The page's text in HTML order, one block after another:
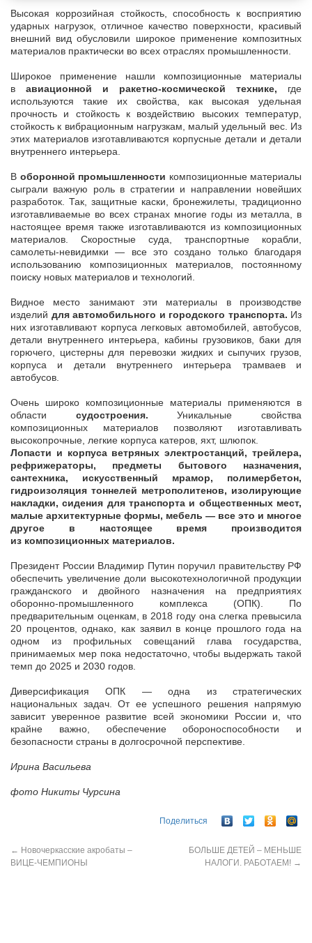
Высокая коррозийная стойкость, способность к восприятию
ударных нагрузок, отличное качество поверхности, красивый
внешний вид обусловили широкое применение композитных
материалов практически во всех отраслях промышленности.
Широкое применение нашли композиционные материалы
в авиационной и ракетно-космической технике, где
используются такие их свойства, как высокая удельная
прочность и стойкость к воздействию высоких температур,
стойкость к вибрационным нагрузкам, малый удельный вес. Из
этих материалов изготавливаются корпусные детали и детали
внутреннего интерьера.
В оборонной промышленности композиционные материалы
сыграли важную роль в стратегии и направлении новейших
разработок. Так, защитные каски, бронежилеты, традиционно
изготавливаемые во всех странах многие годы из металла, в
настоящее время также изготавливаются из композиционных
материалов. Скоростные суда, транспортные корабли,
самолеты-невидимки — все это создано только благодаря
использованию композиционных материалов, постоянному
поиску новых материалов и технологий.
Видное место занимают эти материалы в производстве
изделий для автомобильного и городского транспорта. Из
них изготавливают корпуса легковых автомобилей, автобусов,
детали внутреннего интерьера, кабины грузовиков, баки для
горючего, цистерны для перевозки жидких и сыпучих грузов,
корпуса и детали внутреннего интерьера трамваев и
автобусов.
Очень широко композиционные материалы применяются в
области судостроения. Уникальные свойства
композиционных материалов позволяют изготавливать
высокопрочные, легкие корпуса катеров, яхт, шлюпок.
Лопасти и корпуса ветряных электростанций, трейлера,
рефрижераторы, предметы бытового назначения,
сантехника, искусственный мрамор, полимербетон,
гидроизоляция тоннелей метрополитенов, изолирующие
накладки, сидения для транспорта и общественных мест,
малые архитектурные формы, мебель — все это и многое
другое в настоящее время производится
из композиционных материалов.
Президент России Владимир Путин поручил правительству РФ
обеспечить увеличение доли высокотехнологичной продукции
гражданского и двойного назначения на предприятиях
оборонно-промышленного комплекса (ОПК). По
предварительным оценкам, в 2018 году она слегка превысила
20 процентов, однако, как заявил в конце прошлого года на
одном из профильных совещаний глава государства,
принимаемых мер пока недостаточно, чтобы выдержать такой
темп до 2025 и 2030 годов.
Диверсификация ОПК — одна из стратегических
национальных задач. От ее успешного решения напрямую
зависит уверенное развитие всей экономики России и, что
крайне важно, обеспечение обороноспособности и
безопасности страны в долгосрочной перспективе.
Ирина Васильева
фото Никиты Чурсина
Поделиться
← Новочеркасские акробаты –
ВИЦЕ-ЧЕМПИОНЫ
БОЛЬШЕ ДЕТЕЙ – МЕНЬШЕ
НАЛОГИ. РАБОТАЕМ! →